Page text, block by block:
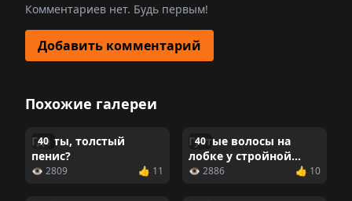
Комментариев нет. Будь первым!
Добавить комментарий
Похожие галереи
40
Где ты, толстый
пенис?
👁 2809 👍 11
40
Густые волосы на
лобке у стройной
девушки
👁 2886 👍 10